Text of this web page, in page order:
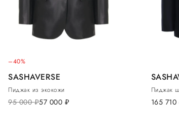
–40%
SASHAVERSE
Пиджак из экокожи
95 000руб.57 000 руб.
Пиджак
165 710